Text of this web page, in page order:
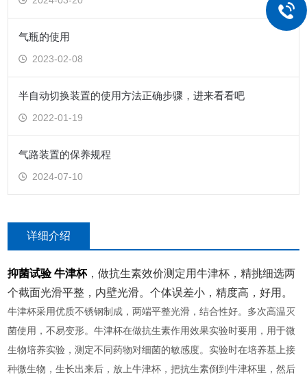
气瓶的使用
2023-02-08
半自动切换装置的使用方法正确步骤，进来看看吧
2022-01-19
气路装置的保养规程
2024-07-10
详细介绍
抑菌试验 牛津杯 ，做抗生素效价测定用牛津杯，精挑细选两
个截面光滑平整，内壁光滑。个体误差小，精度高，好用。
牛津杯采用优质不锈钢制成，两端平整光滑，结合性好。多次高温灭
菌使用，不易变形。牛津杯在做抗生素作用效果实验时要用，用于微
生物培养实验，测定不同药物对细菌的敏感度。实验时在培养基上接
种微生物，生长出来后，放上牛津杯，把抗生素倒到牛津杯里，然后